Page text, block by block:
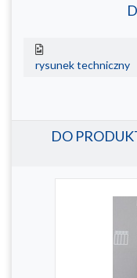
rysunek techniczny
DO